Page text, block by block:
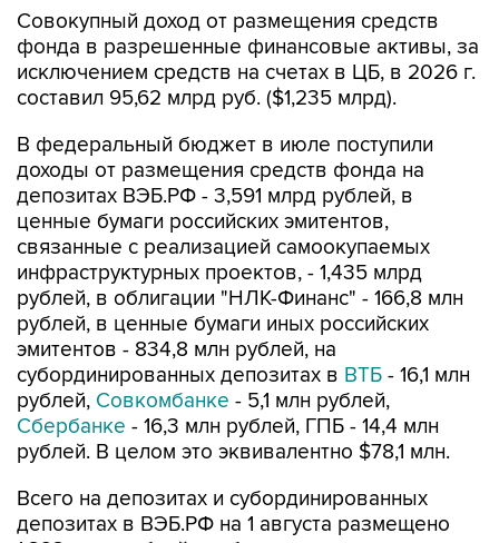
рублей, в ценные бумаги иных российских
эмитентов - 834,8 млн рублей, на
субординированных депозитах вВТБ- 16,1 млн
рублей,Совкомбанке- 5,1 млн рублей,
Сбербанке
- 16,3 млн рублей, ГПБ - 14,4 млн
рублей. В целом это эквивалентно $78,1 млн.
Всего на депозитах и субординированных
депозитах в ВЭБ.РФ на 1 августа размещено
1,323 трлн рублей, в облигациях госкомпании
"Российские автомобильные дороги" - 517,037
млрд рублей, ООО "НЛК-Финанс" - 250,667
млрд рублей, ООО "Авиакапитал-сервис" -
174,816 млрд рублей, ППК "Фонд развития
территорий" - 149,725 млрд рублей, ГТЛК -
182,61 млрд рублей, ООО"ВК"- 60 млрд
рублей, госкорпорации "Ростех" - 503,486 млрд
рублей, ООО "Инфраструктурные
инвестиции-4" - 4,05 млрд рублей, других
российских эмитентов - 63,7 млрд рублей,
$1,875 млрд и 10 млрд юаней.